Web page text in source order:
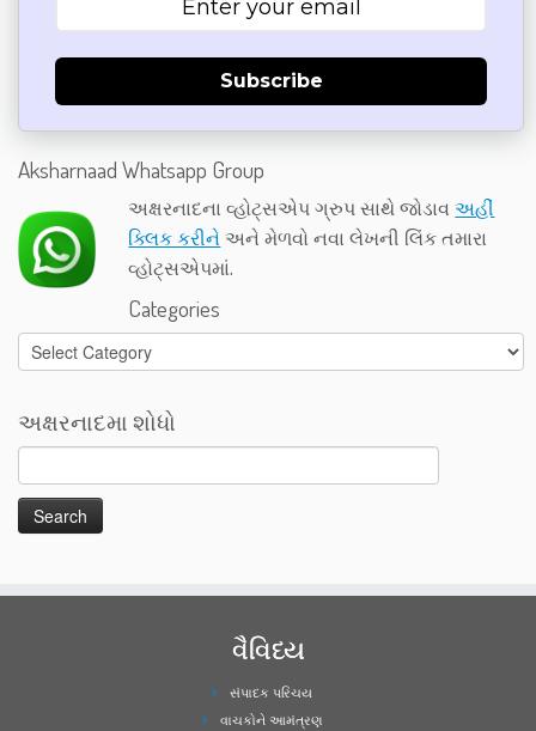
Subscribe
Aksharnaad Whatsapp Group
અક્ષરનાદના વ્હોટ્સએપ ગ્રુપ સાથે જોડાવઅહીં
ક્લિક કરીને અને મેળવો નવા લેખની લિંક તમારા
વ્હોટ્સએપમાં.
Categories
Categories
અક્ષરનાદમા શોધો
વૈવિધ્ય
સંપાદક પરિચય
વાચકોને આમંત્રણ